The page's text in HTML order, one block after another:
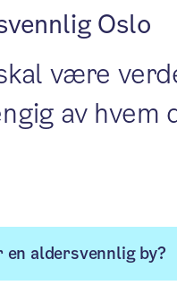
Oslo
være
av hvem
en aldersvennlig by?